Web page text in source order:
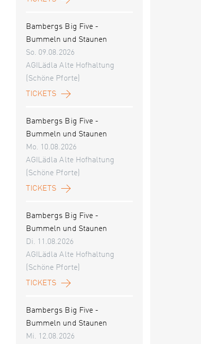
Bambergs Big Five -
Bummeln und Staunen
So. 09.08.2026
AGILädla Alte Hofhaltung
(Schöne Pforte)
TICKETS
Bambergs Big Five -
Bummeln und Staunen
Mo. 10.08.2026
AGILädla Alte Hofhaltung
(Schöne Pforte)
TICKETS
Bambergs Big Five -
Bummeln und Staunen
Di. 11.08.2026
AGILädla Alte Hofhaltung
(Schöne Pforte)
TICKETS
Bambergs Big Five -
Bummeln und Staunen
Mi. 12.08.2026